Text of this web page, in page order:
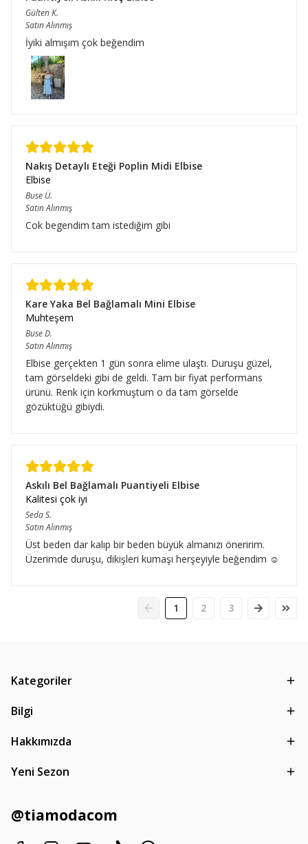
GültenK.
Satın Alınmış
İyiki almışım çok beğendim
Nakış Detaylı Eteği Poplin Midi Elbise
Elbise
Buse Ü.
Satın Alınmış
Cok begendim tam istediğim gibi
Kare Yaka Bel Bağlamalı Mini Elbise
Muhteşem
BuseD.
Satın Alınmış
Elbise gerçekten 1 gün sonra elime ulaştı. Duruşu güzel,
tam görseldeki gibi de geldi. Tam bir fiyat performans
ürünü. Renk için korkmuştum o da tam görselde
gözüktüğü gibiydi.
Askılı Bel Bağlamalı Puantiyeli Elbise
Kalitesi çok iyi
SedaS.
Satın Alınmış
Üst beden dar kalıp bir beden büyük almanızı öneririm.
Üzerimde duruşu, dikişleri kumaşı herşeyiyle beğendim ☺️
1 2 3
Kategoriler
Bilgi
Hakkımızda
Yeni Sezon
@tiamodacom